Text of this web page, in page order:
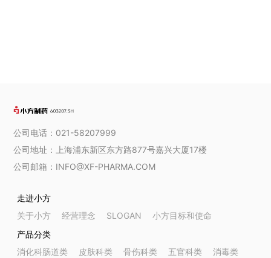
公司电话：021-58207999
公司地址：上海浦东新区东方路877号嘉兴大厦17楼
公司邮箱：INFO@XF-PHARMA.COM
走进小方
关于小方
经营理念 SLOGAN
小方目标和使命
产品分类
消化科肠道类
皮肤科类 骨伤科类 五官科类
消毒类